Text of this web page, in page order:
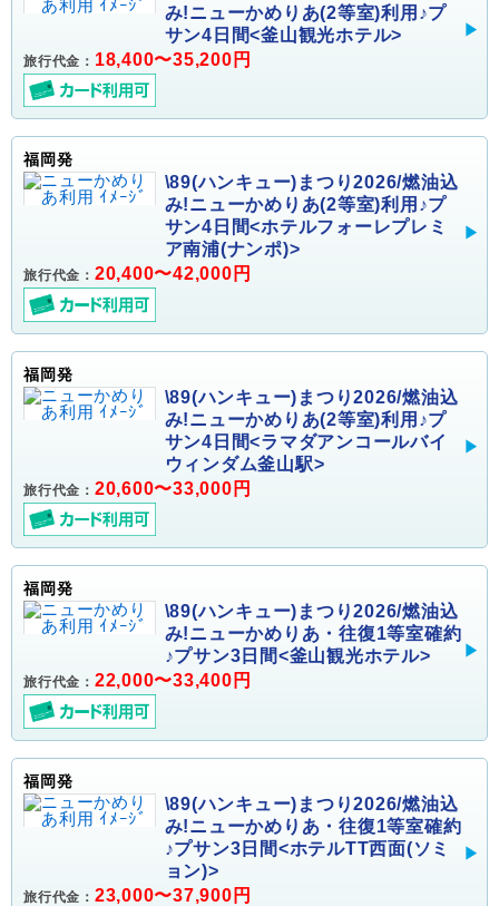
み!ニューかめりあ(2等室)利用♪プ
サン4日間<釜山観光ホテル>
旅行代金： 18,400〜35,200円
福岡発
\89(ハンキュー)まつり2026/燃油込
み!ニューかめりあ(2等室)利用♪プ
サン4日間<ホテルフォーレプレミ
ア南浦(ナンポ)>
旅行代金： 20,400〜42,000円
福岡発
\89(ハンキュー)まつり2026/燃油込
み!ニューかめりあ(2等室)利用♪プ
サン4日間<ラマダアンコールバイ
ウィンダム釜山駅>
旅行代金： 20,600〜33,000円
福岡発
\89(ハンキュー)まつり2026/燃油込
み!ニューかめりあ・往復1等室確約
♪プサン3日間<釜山観光ホテル>
旅行代金： 22,000〜33,400円
福岡発
\89(ハンキュー)まつり2026/燃油込
み!ニューかめりあ・往復1等室確約
♪プサン3日間<ホテルTT西面(ソミ
ョン)>
旅行代金： 23,000〜37,900円